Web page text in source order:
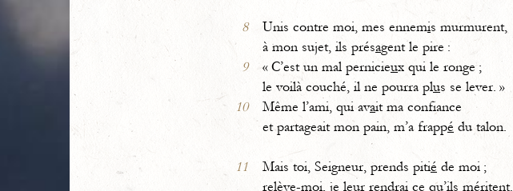
8 Unis contre moi, mes ennemis murmurent,
à mon sujet, ils présagent le pire :
9
« C’est un mal pernicieux qui le ronge ;
le voilà couché, il ne pourra plus se lever. »
10
Même l’ami, qui avait ma confiance
et partageait mon pain, m’a frappé du talon.
11 Mais toi, Seigneur, prends pitié de moi ;
relève-moi, je leur rendrai ce qu’ils méritent.